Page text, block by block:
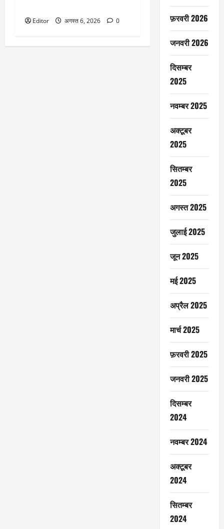
Editor अगस्त 6, 2026 0 फ़रवरी 2026
जनवरी 2026
दिसम्बर
2025
नवम्बर 2025
अक्टूबर
2025
सितम्बर
2025
अगस्त 2025
जुलाई 2025
जून 2025
मई 2025
अप्रैल 2025
मार्च 2025
फ़रवरी 2025
जनवरी 2025
दिसम्बर
2024
नवम्बर 2024
अक्टूबर
2024
सितम्बर
2024